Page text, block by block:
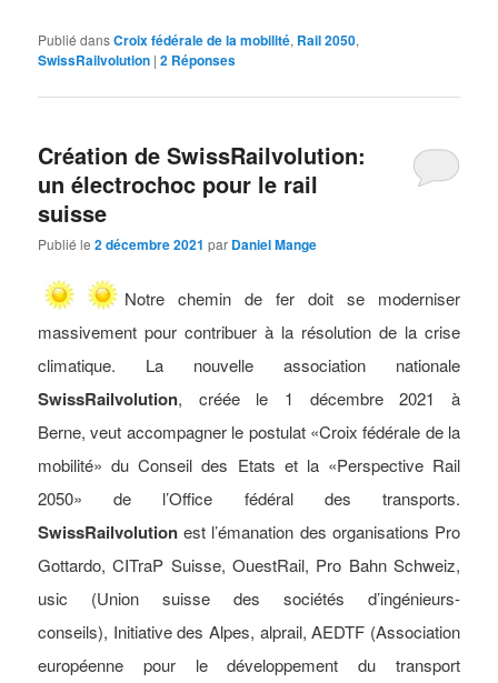
Publié dansCroix fédérale de la mobilité, Rail 2050,
SwissRailvolution |2 Réponses
Création de SwissRailvolution:
un électrochoc pour le rail
suisse
Publié le2 décembre 2021 par Daniel Mange
Notre chemin de fer doit se moderniser
massivement pour contribuer à la résolution de la crise
climatique. La nouvelle association nationale
SwissRailvolution, créée le 1 décembre 2021 à
Berne, veut accompagner le postulat «Croix fédérale de la
mobilité» du Conseil des Etats et la «Perspective Rail
2050» de l’Office fédéral des transports.
SwissRailvolution est l’émanation des organisations Pro
Gottardo, CITraP Suisse, OuestRail, Pro Bahn Schweiz,
usic (Union suisse des sociétés d’ingénieurs-
conseils), Initiative des Alpes, alprail, AEDTF (Association
européenne pour le développement du transport